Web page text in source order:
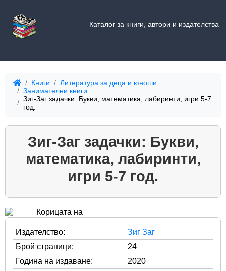
Каталог за книги, автори и издателства
Книги
Литература за деца и юноши
Занимателни книги
Зиг-Заг задачки: Букви, математика, лабиринти, игри 5-7
год.
Зиг-Заг задачки: Букви,
математика, лабиринти,
игри 5-7 год.
Издателство:
Зиг Заг
Брой страници:
24
Година на издаване:
2020